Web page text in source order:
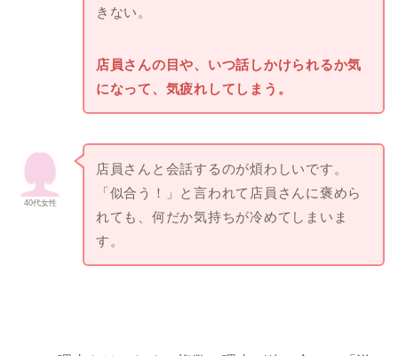
きない。
店員さんの目や、いつ話しかけられるか気
になって、気疲れしてしまう。
40代女性
店員さんと会話するのが煩わしいです。
「似合う！」と言われて店員さんに褒めら
れても、何だか気持ちが冷めてしまいま
す。